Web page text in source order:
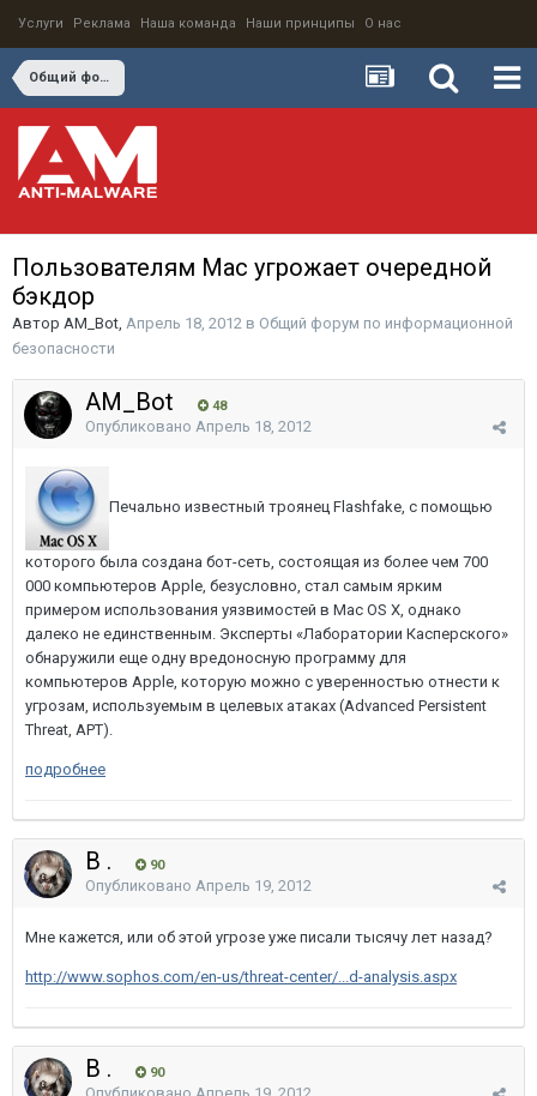
Услуги Реклама Наша команда Наши принципы О нас
Общий форум по информационной безопасности
Пользователям Mac угрожает очередной
бэкдор
Автор AM_Bot, Апрель 18, 2012 в Общий форум по информационной
безопасности
AM_Bot 48
Опубликовано Апрель 18, 2012
Печально известный троянец Flashfake, с помощью
которого была создана бот-сеть, состоящая из более чем 700
000 компьютеров Apple, безусловно, стал самым ярким
примером использования уязвимостей в Mac OS X, однако
далеко не единственным. Эксперты «Лаборатории Касперского»
обнаружили еще одну вредоносную программу для
компьютеров Apple, которую можно с уверенностью отнести к
угрозам, используемым в целевых атаках (Advanced Persistent
Threat, APT).
подробнее
B . 90
Опубликовано Апрель 19, 2012
Мне кажется, или об этой угрозе уже писали тысячу лет назад?
http://www.sophos.com/en-us/threat-center/...d-analysis.aspx
B . 90